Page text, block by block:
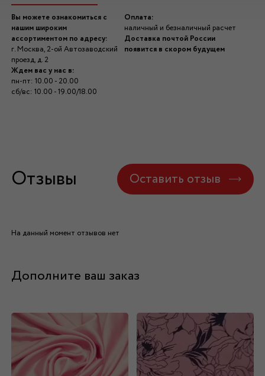
Вы можете ознакомиться с
нашим широким
ассортиментом по адресу:
г. Москва, 2-ой Автозаводский
проезд, д. 2
Ждем вас у нас в:
пн-пт: 10.00 - 20.00
сб/вс: 10.00 - 19.00/18.00
Оплата:
наличный и безналичный расчет
Доставка почтой России
появится в скором будущем
Отзывы Оставить отзыв
На данный момент отзывов нет
Дополните ваш заказ